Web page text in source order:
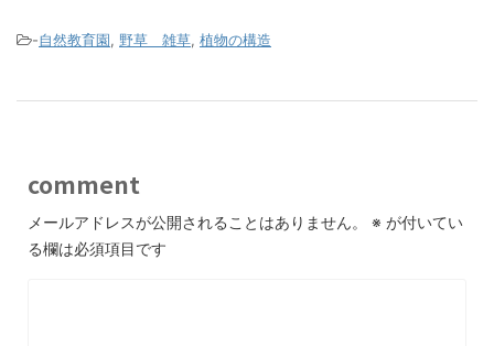
-自然教育園, 野草 雑草, 植物の構造
comment
メールアドレスが公開されることはありません。 ※ が付いてい
る欄は必須項目です